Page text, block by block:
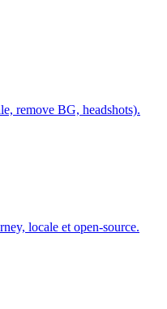
remove BG, headshots).
locale et open-source.